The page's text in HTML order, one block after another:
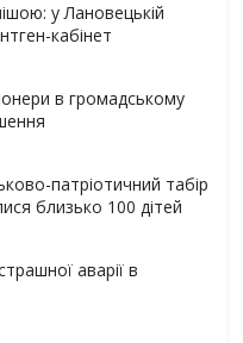
у Лановецькій
кабінет
в громадському
патріотичний табір
близько 100 дітей
аварії в